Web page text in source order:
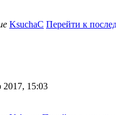
KsuchaC Перейти к
2017, 15:03